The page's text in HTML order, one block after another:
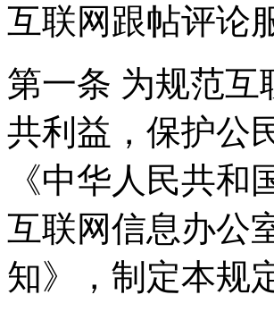
互联网跟帖评论
第一条 为规范互
共利益，保护公
《中华人民共
互联网信息办公
知》，制定本规